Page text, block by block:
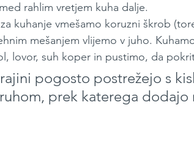
rahlim vretjem kuha dalje.
kuhanje vmešamo koruzni škrob
mešanjem vlijemo v juho.
lovor, suh koper in pustimo, da
pogosto postrežejo s
prek katerega dodajo